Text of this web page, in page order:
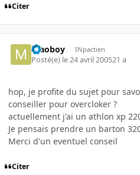
Citer
maoboy INpactien
Posté(e) le 24 avril 200521 a
hop, je profite du sujet pour
conseiller pour overcloker ?
actuellement j'ai un athlon xp
Je pensais prendre un barton
Merci d'un eventuel conseil
Citer